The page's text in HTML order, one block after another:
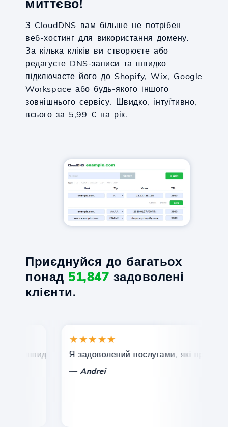
миттєво!
З CloudDNS вам більше не потрібен
веб-хостинг для використання домену.
За кілька кліків ви створюєте або
редагуєте DNS-записи та швидко
підключаєте його до Shopify, Wix, Google
Workspace або будь-якого іншого
зовнішнього сервісу. Швидко, інтуїтивно,
всього за 5,99 € на рік.
Приєднуйся до багатьох
понад 51,847 задоволені
клієнти.
швидка та ефективна технічна підтримка.
★★★★★
Я задоволений послугами, які пропонує
Andrei